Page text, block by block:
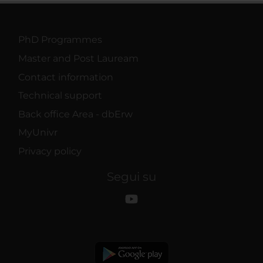
PhD Programmes
Master and Post Lauream
Contact information
Technical support
Back office Area - dbErw
MyUnivr
Privacy policy
Segui su